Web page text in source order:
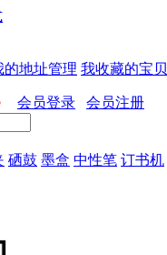
的地址管理 我收藏的宝贝
会员登录 会员注册
硒鼓 墨盒 中性笔 订书机